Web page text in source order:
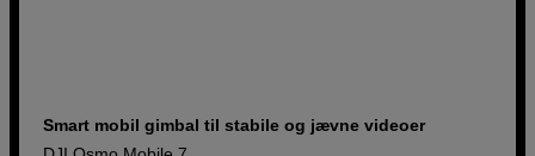
Smart mobil gimbal til stabile og jævne videoer